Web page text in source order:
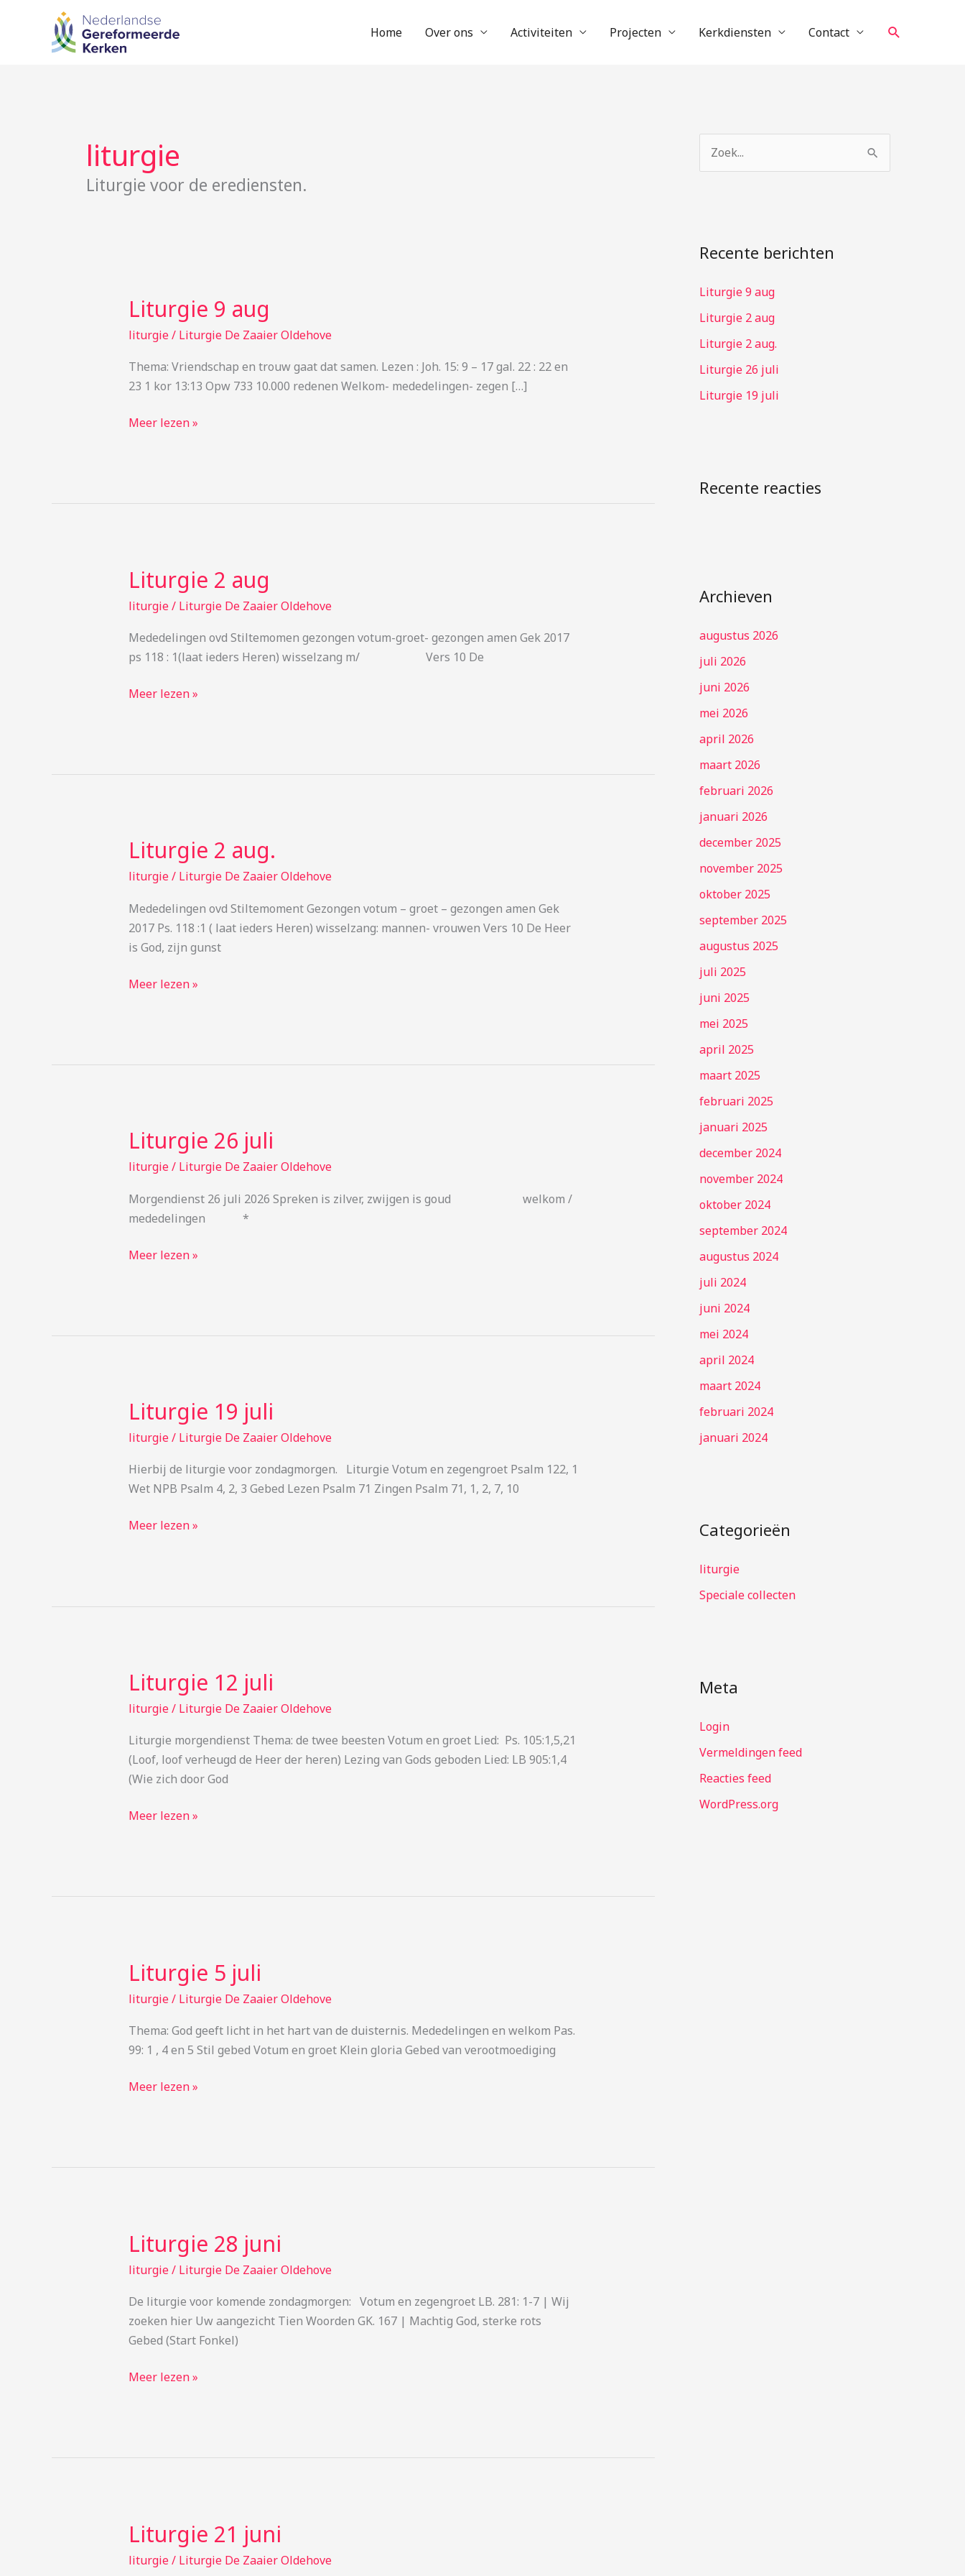
Home Over ons Activiteiten Projecten Kerkdiensten Contact Zoeken
liturgie
Liturgie voor de erediensten.
Liturgie 9 aug
liturgie/ Liturgie De Zaaier Oldehove
Thema: Vriendschap en trouw gaat dat samen. Lezen : Joh. 15: 9 – 17 gal. 22 : 22 en
23 1 kor 13:13 Opw 733 10.000 redenen Welkom- mededelingen- zegen […]
Liturgie
aug
Meer lezen »
Liturgie 2 aug
liturgie/ Liturgie De Zaaier Oldehove
Mededelingen ovd Stiltemomen gezongen votum-groet- gezongen amen Gek 2017
ps 118 : 1(laat ieders Heren) wisselzang m/ Vers 10 De
Liturgie
2
aug
Meer lezen »
Liturgie 2 aug.
liturgie/ Liturgie De Zaaier Oldehove
Mededelingen ovd Stiltemoment Gezongen votum – groet – gezongen amen Gek
2017 Ps. 118 :1 ( laat ieders Heren) wisselzang: mannen- vrouwen Vers 10 De Heer
is God, zijn gunst
Liturgie
aug.
Meer lezen »
Liturgie 26 juli
liturgie/ Liturgie De Zaaier Oldehove
Morgendienst 26 juli 2026 Spreken is zilver, zwijgen is goud welkom /
mededelingen *
Liturgie
juli
Meer lezen »
Liturgie 19 juli
liturgie/ Liturgie De Zaaier Oldehove
Hierbij de liturgie voor zondagmorgen. Liturgie Votum en zegengroet Psalm 122, 1
Wet NPB Psalm 4, 2, 3 Gebed Lezen Psalm 71 Zingen Psalm 71, 1, 2, 7, 10
Liturgie
juli
Meer lezen »
Liturgie 12 juli
liturgie/ Liturgie De Zaaier Oldehove
Liturgie morgendienst Thema: de twee beesten Votum en groet Lied: Ps. 105:1,5,21
(Loof, loof verheugd de Heer der heren) Lezing van Gods geboden Lied: LB 905:1,4
(Wie zich door God
Liturgie
juli
Meer lezen »
Liturgie 5 juli
liturgie/ Liturgie De Zaaier Oldehove
Thema: God geeft licht in het hart van de duisternis. Mededelingen en welkom Pas.
99: 1 , 4 en 5 Stil gebed Votum en groet Klein gloria Gebed van verootmoediging
Liturgie
juli
Meer lezen »
Liturgie 28 juni
liturgie/ Liturgie De Zaaier Oldehove
De liturgie voor komende zondagmorgen: Votum en zegengroet LB. 281: 1-7 | Wij
zoeken hier Uw aangezicht Tien Woorden GK. 167 | Machtig God, sterke rots
Gebed (Start Fonkel)
Liturgie
juni
Meer lezen »
Liturgie 21 juni
liturgie/ Liturgie De Zaaier Oldehove
Liturgie
21
juni
n
a
r
:
Recente berichten
Liturgie 9 aug
Liturgie 2 aug
Liturgie 2 aug.
Liturgie 26 juli
Liturgie 19 juli
Recente reacties
Archieven
augustus 2026
juli 2026
juni 2026
mei 2026
april 2026
maart 2026
februari 2026
januari 2026
december 2025
november 2025
oktober 2025
september 2025
augustus 2025
juli 2025
juni 2025
mei 2025
april 2025
maart 2025
februari 2025
januari 2025
december 2024
november 2024
oktober 2024
september 2024
augustus 2024
juli 2024
juni 2024
mei 2024
april 2024
maart 2024
februari 2024
januari 2024
Categorieën
liturgie
Speciale collecten
Meta
Login
Vermeldingen feed
Reacties feed
WordPress.org